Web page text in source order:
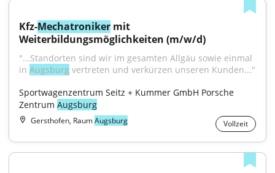
Kfz-Mechatroniker mit
Weiterbildungsmöglichkeiten (m/w/d)
"...Standorten sind wir im gesamten Allgäu sowie einmal
in Augsburg vertreten und verkürzen unseren Kunden..."
Sportwagenzentrum Seitz + Kummer GmbH Porsche
Zentrum Augsburg
Gersthofen, RaumAugsburg Vollzeit